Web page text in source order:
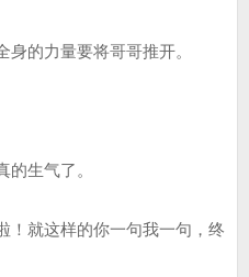
的力量要将哥哥推开。
生气了。
就这样的你一句我一句，终